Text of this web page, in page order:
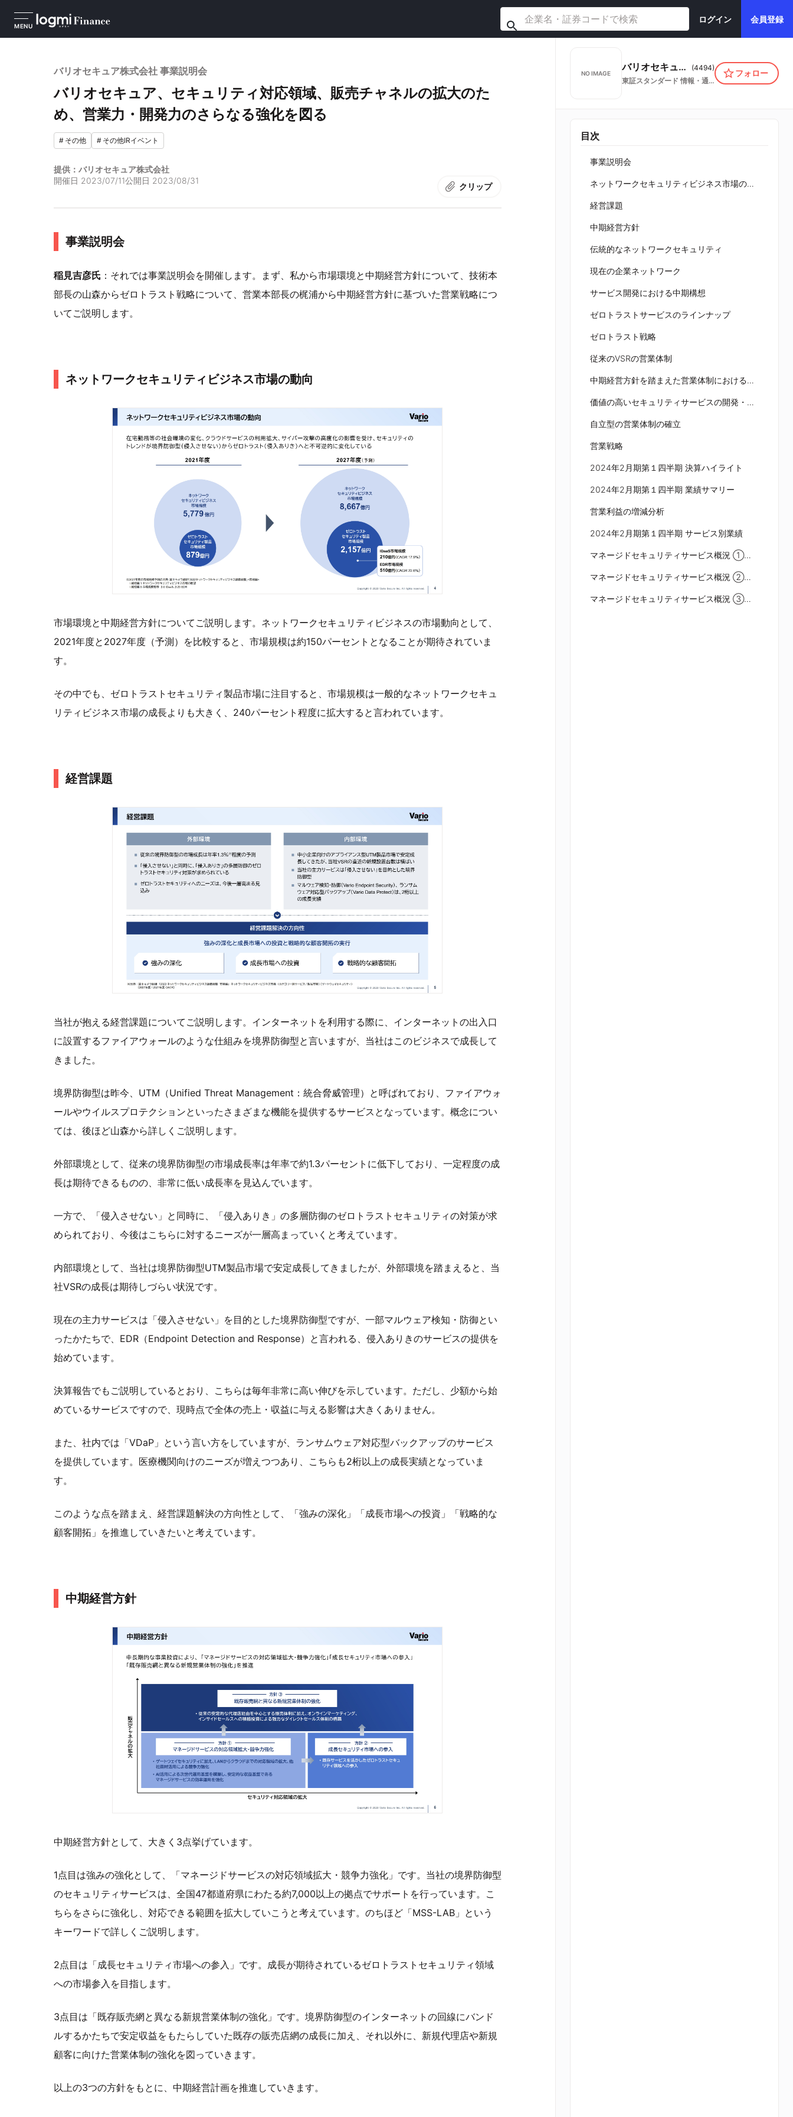
MENU
ログイン 会員登録
バリオセキュア株式会社 事業説明会
バリオセキュア、セキュリティ対応領域、販売チャネルの拡大のた
め、営業力・開発力のさらなる強化を図る
# その他 # その他IRイベント
提供：バリオセキュア株式会社
開催日 2023/07/11公開日 2023/08/31
クリップ
事業説明会
稲見吉彦氏 ：それでは事業説明会を開催します。まず、私から市場環境と中期経営方針について、技術本
部長の山森からゼロトラスト戦略について、営業本部長の梶浦から中期経営方針に基づいた営業戦略につ
いてご説明します。
ネットワークセキュリティビジネス市場の動向
市場環境と中期経営方針についてご説明します。ネットワークセキュリティビジネスの市場動向として、
2021年度と2027年度（予測）を比較すると、市場規模は約150パーセントとなることが期待されていま
す。
その中でも、ゼロトラストセキュリティ製品市場に注目すると、市場規模は一般的なネットワークセキュ
リティビジネス市場の成長よりも大きく、240パーセント程度に拡大すると言われています。
経営課題
当社が抱える経営課題についてご説明します。インターネットを利用する際に、インターネットの出入口
に設置するファイアウォールのような仕組みを境界防御型と言いますが、当社はこのビジネスで成長して
きました。
境界防御型は昨今、UTM（Unified Threat Management：統合脅威管理）と呼ばれており、ファイアウォ
ールやウイルスプロテクションといったさまざまな機能を提供するサービスとなっています。概念につい
ては、後ほど山森から詳しくご説明します。
外部環境として、従来の境界防御型の市場成長率は年率で約1.3パーセントに低下しており、一定程度の成
長は期待できるものの、非常に低い成長率を見込んでいます。
一方で、「侵入させない」と同時に、「侵入ありき」の多層防御のゼロトラストセキュリティの対策が求
められており、今後はこちらに対するニーズが一層高まっていくと考えています。
内部環境として、当社は境界防御型UTM製品市場で安定成長してきましたが、外部環境を踏まえると、当
社VSRの成長は期待しづらい状況です。
現在の主力サービスは「侵入させない」を目的とした境界防御型ですが、一部マルウェア検知・防御とい
ったかたちで、EDR（Endpoint Detection and Response）と言われる、侵入ありきのサービスの提供を
始めています。
決算報告でもご説明しているとおり、こちらは毎年非常に高い伸びを示しています。ただし、少額から始
めているサービスですので、現時点で全体の売上・収益に与える影響は大きくありません。
また、社内では「VDaP」という言い方をしていますが、ランサムウェア対応型バックアップのサービス
を提供しています。医療機関向けのニーズが増えつつあり、こちらも2桁以上の成長実績となっていま
す。
このような点を踏まえ、経営課題解決の方向性として、「強みの深化」「成長市場への投資」「戦略的な
顧客開拓」を推進していきたいと考えています。
中期経営方針
中期経営方針として、大きく3点挙げています。
1点目は強みの強化として、「マネージドサービスの対応領域拡大・競争力強化」です。当社の境界防御型
のセキュリティサービスは、全国47都道府県にわたる約7,000以上の拠点でサポートを行っています。こ
ちらをさらに強化し、対応できる範囲を拡大していこうと考えています。のちほど「MSS-LAB」という
キーワードで詳しくご説明します。
2点目は「成長セキュリティ市場への参入」です。成長が期待されているゼロトラストセキュリティ領域
への市場参入を目指します。
3点目は「既存販売網と異なる新規営業体制の強化」です。境界防御型のインターネットの回線にバンド
ルするかたちで安定収益をもたらしていた既存の販売店網の成長に加え、それ以外に、新規代理店や新規
顧客に向けた営業体制の強化を図っていきます。
以上の3つの方針をもとに、中期経営計画を推進していきます。
NO IMAGE
バリオセキュア株式会社 (4494)
東証スタンダード 情報・通信業
フォロー
目次
事業説明会
ネットワークセキュリティビジネス市場の動向
経営課題
中期経営方針
伝統的なネットワークセキュリティ
現在の企業ネットワーク
サービス開発における中期構想
ゼロトラストサービスのラインナップ
ゼロトラスト戦略
従来のVSRの営業体制
中期経営方針を踏まえた営業体制における課題
価値の高いセキュリティサービスの開発・販売・提供力の強化
自立型の営業体制の確立
営業戦略
2024年2月期第１四半期 決算ハイライト
2024年2月期第１四半期 業績サマリー
営業利益の増減分析
2024年2月期第１四半期 サービス別業績
マネージドセキュリティサービス概況 ①解約率の推移
マネージドセキュリティサービス概況 ②エンドユーザー企業数の推移
マネージドセキュリティサービス概況 ③サイバー脅威対策ソリューションの進展